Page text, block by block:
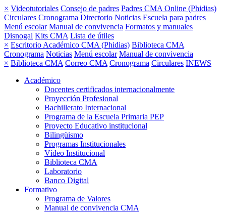
× Videotutoriales Consejo de padres Padres CMA Online (Phidias)
Circulares Cronograma Directorio Noticias Escuela para padres
Menú escolar Manual de convivencia Formatos y manuales
Disnogal Kits CMA Lista de útiles
× Escritorio Académico CMA (Phidias) Biblioteca CMA
Cronograma Noticias Menú escolar Manual de convivencia
× Biblioteca CMA Correo CMA Cronograma Circulares INEWS
Académico
Docentes certificados internacionalmente
Proyección Profesional
Bachillerato Internacional
Programa de la Escuela Primaria PEP
Proyecto Educativo institucional
Bilingüismo
Programas Institucionales
Vídeo Institucional
Biblioteca CMA
Laboratorio
Banco Digital
Formativo
Programa de Valores
Manual de convivencia CMA